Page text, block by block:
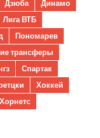
Дзюба
Динамо
Лига ВТБ
Пономарев
трансферы
Спартак
Хоккей